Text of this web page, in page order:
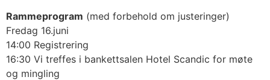
Rammeprogram (med forbehold om justeringer)
Fredag 16.juni
14:00 Registrering
16:30 Vi treffes i bankettsalen Hotel Scandic for møte
og mingling